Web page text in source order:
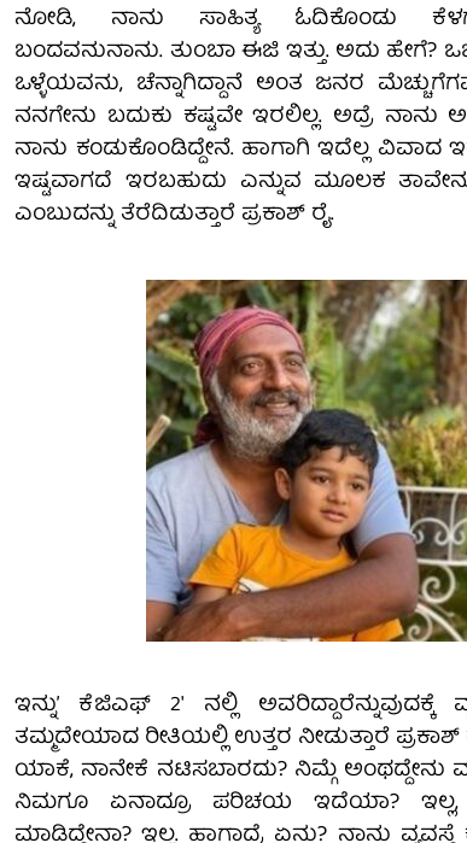
ನೋಡಿ, ನಾನು ಸಾಹಿತ್ಯ ಓದಿಕೊಂಡು
ಬಂದವನು‌ನಾನು. ತುಂಬಾ ಈಜಿ ಇತ್ತು. ಅದು ಹೇಗೆ?
ಒಳ್ಳೆಯವನು, ಚೆನ್ನಾಗಿದ್ದಾನೆ ಅಂತ ಜನರ
ನನಗೇನು‌ ಬದುಕು‌ ಕಷ್ಟವೇ ಇರಲಿಲ್ಲ. ಅದ್ರೆ ನಾನು
ನಾನು‌ ಕಂಡುಕೊಂಡಿದ್ದೇನೆ. ಹಾಗಾಗಿ ಇದೆಲ್ಲ ವಿವಾದ
ಇಷ್ಟವಾಗದೆ ಇರಬಹುದು ಎನ್ನುವ ಮೂಲಕ ತಾವೇನು‌
ಎಂಬುದನ್ನು ತೆರೆದಿಡುತ್ತಾರೆ ಪ್ರಕಾಶ್ ರೈ.
ಇನ್ನು’ ಕೆಜಿಎಫ್ 2′ ನಲ್ಲಿ ಅವರಿದ್ದಾರೆನ್ನುವುದಕ್ಕೆ
ತಮ್ಮದೇಯಾದ ರೀತಿಯಲ್ಲಿ ಉತ್ತರ ನೀಡುತ್ತಾರೆ ಪ್ರಕಾಶ್
ಯಾಕೆ, ನಾನೇಕೆ ನಟಿಸಬಾರದು? ನಿಮ್ಗೆ ಅಂಥದ್ದೇನು‌
ನಿಮಗೂ ಏನಾದ್ರೂ ಪರಿಚಯ ಇದೆಯಾ?